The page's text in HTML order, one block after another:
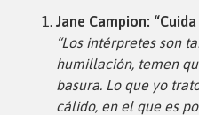
Jane Campion:
“Los intérpretes son
humillación, temen
basura. Lo que yo
cálido, en el que es